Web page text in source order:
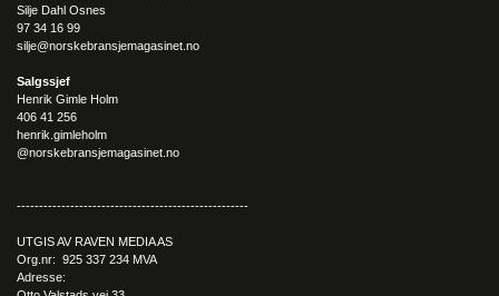
Silje Dahl Osnes
97 34 16 99
silje@norskebransjemagasinet.no
Salgssjef
Henrik Gimle Holm
406 41 256
henrik.gimleholm
@norskebransjemagasinet.no
----------------------------------------------------
UTGIS AV RAVEN MEDIA AS
Org.nr: 925 337 234 MVA
Adresse: